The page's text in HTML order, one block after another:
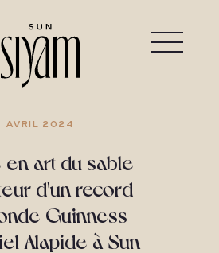
AVRIL 2024
en art du sable
d'un record
Guinness
Alapide à Sun